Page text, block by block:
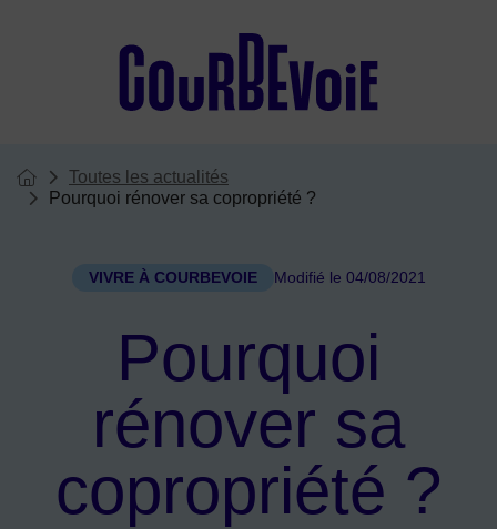
Vous êtes ici :
Page d'accueil du site
Toutes les actualités
Pourquoi rénover sa copropriété ?
Pourquoi
rénover sa
copropriété ?
VIVRE À COURBEVOIE Modifié le 04/08/2021